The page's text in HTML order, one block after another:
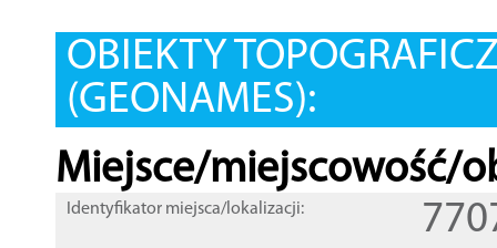
OBIEKTY
(GEONAMES):
Miejsce/miejscowość/
Identyfikator miejsca/lokalizacji: